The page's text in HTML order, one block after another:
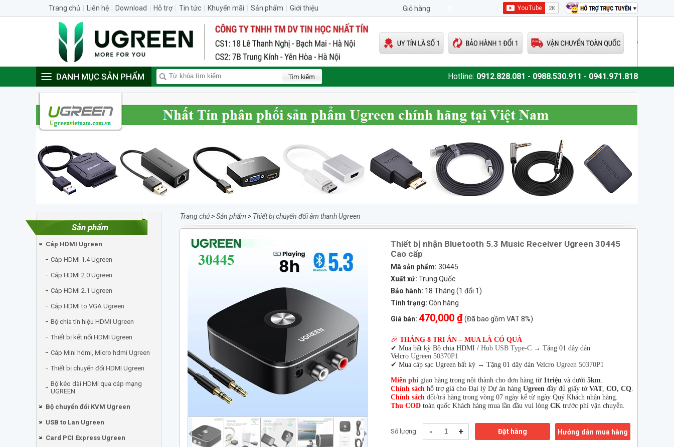
Hotline: 0912.828.081 - 0988.530.911 - 0941.971.818
DANH MỤC SẢN PHẨM
Sản phẩm
Cáp HDMI Ugreen
Cáp HDMI 1.4 Ugreen
Cáp HDMI 2.0 Ugreen
Cáp HDMI 2.1 Ugreen
Cáp HDMI to VGA Ugreen
Bộ chia tín hiệu HDMI Ugreen
Thiết bị kết nối HDMI Ugreen
Cáp Mini hdmi, Micro hdmi Ugreen
Thiết bị chuyển đổi HDMI Ugreen
Bộ kéo dài HDMI qua cáp mạng
UGREEN
Bộ chuyển đổi KVM Ugreen
USB to Lan Ugreen
Card PCI Express Ugreen
Trang chủ>Sản phẩm > Thiết bị chuyển đổi âm thanh Ugreen
Thiết bị nhận Bluetooth 5.3 Music Receiver Ugreen 30445
Cao cấp
Mã sản phẩm: 30445
Xuất xứ: Trung Quốc
Bảo hành: 18 Tháng (1 đổi 1)
Tình trạng: Còn hàng
Giá bán: 470,000 ₫(Đã bao gồm VAT 8%)
🎉 THÁNG 8 TRI ÂN – MUA LÀ CÓ QUÀ
✔ Mua bất kỳ Bộ chia HDMI / Hub USB Type-C → Tặng 01 dây dán
Velcro Ugreen 50370P1
✔ Mua cáp sạc Ugreen bất kỳ → Tặng 01 dây dán Velcro Ugreen 50370P1
Miễn phí giao hàng trong nội thành cho đơn hàng từ 1triệu và dưới 5km.
Chính sách hỗ trợ giá cho Đại lý Dự án hàng Ugreen đầy đủ giấy tờ VAT, CO, CQ.
Chính sách đổi/trả hàng trong vòng 07 ngày kể từ ngày Quý Khách nhận hàng.
Thu COD toàn quốc Khách hàng mua lần đầu vui lòng CK trước phí vận chuyển.
Số lượng: - + Đặt hàng Hướng dẫn mua hàng
Giỏ hàng
Trang chủ Liên hệ Download Hỗ trợ Tin tức Khuyến mãi Sản phẩm Giới thiệu